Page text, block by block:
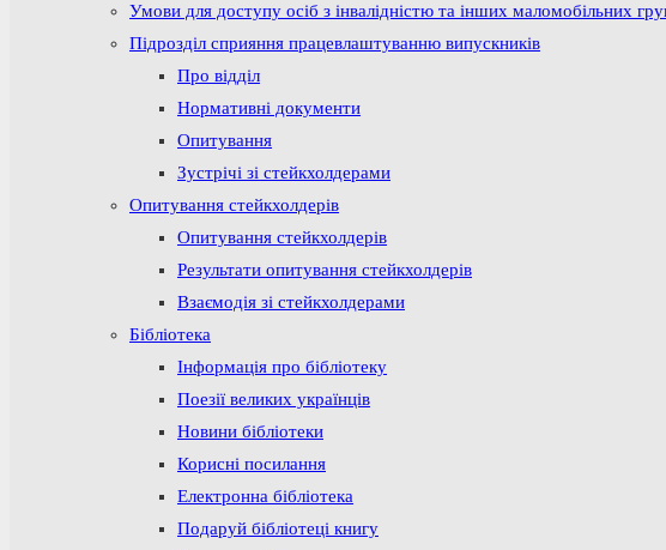
Умови для доступу осіб з інвалідністю та інших маломобільних
Підрозділ сприяння працевлаштуванню випускників
Про відділ
Нормативні документи
Опитування
Зустрічі зі стейкхолдерами
Опитування стейкхолдерів
Опитування стейкхолдерів
Результати опитування стейкхолдерів
Взаємодія зі стейкхолдерами
Бібліотека
Інформація про бібліотеку
Поезії великих українців
Новини бібліотеки
Корисні посилання
Електронна бібліотека
Подаруй бібліотеці книгу